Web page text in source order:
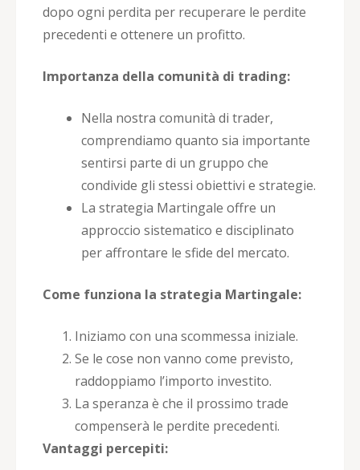
dopo ogni perdita per recuperare le perdite
precedenti e ottenere un profitto.
Importanza della comunità di trading:
Nella nostra comunità di trader,
comprendiamo quanto sia importante
sentirsi parte di un gruppo che
condivide gli stessi obiettivi e strategie.
La strategia Martingale offre un
approccio sistematico e disciplinato
per affrontare le sfide del mercato.
Come funziona la strategia Martingale:
Iniziamo con una scommessa iniziale.
Se le cose non vanno come previsto,
raddoppiamo l’importo investito.
La speranza è che il prossimo trade
compenserà le perdite precedenti.
Vantaggi percepiti: